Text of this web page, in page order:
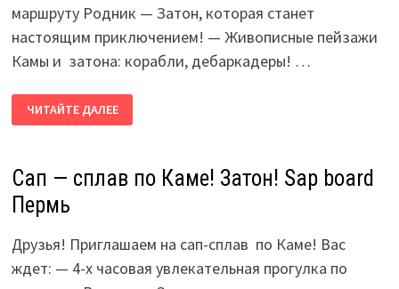
маршруту Родник — Затон, которая станет
настоящим приключением! — Живописные пейзажи
Камы и затона: корабли, дебаркадеры! …
—
СПЛАВ
SAP
BOARD
ПЕРМЬ
ЧИТАЙТЕ ДАЛЕЕ
Сап — сплав по Каме! Затон! Sap board
Пермь
Друзья! Приглашаем на сап-сплав по Каме! Вас
ждет: — 4-х часовая увлекательная прогулка по